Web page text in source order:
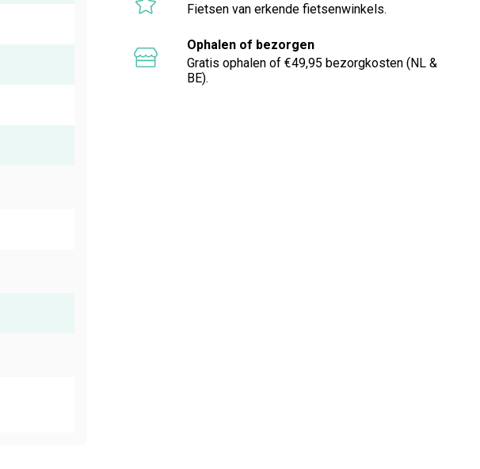
Fietsen van erkende fietsenwinkels.
Ophalen of bezorgen
Gratis ophalen of €49,95 bezorgkosten (NL &
BE).